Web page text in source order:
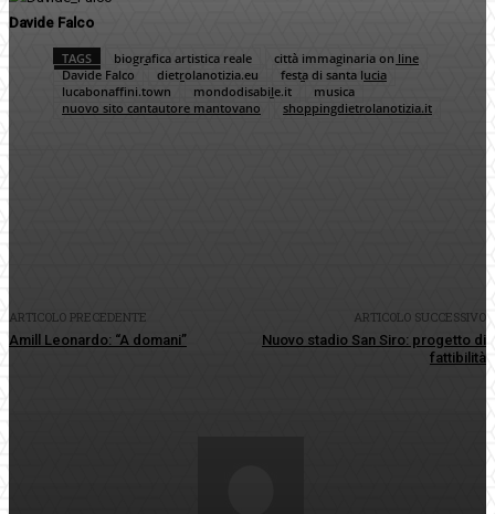
Davide Falco
TAGS biografica artistica reale
città immaginaria on line
Davide Falco
dietrolanotizia.eu
festa di santa lucia
lucabonaffini.town
mondodisabile.it
musica
nuovo sito cantautore mantovano
shoppingdietrolanotizia.it
ARTICOLO PRECEDENTE
Amill Leonardo: “A domani”
ARTICOLO SUCCESSIVO
Nuovo stadio San Siro: progetto di
fattibilità